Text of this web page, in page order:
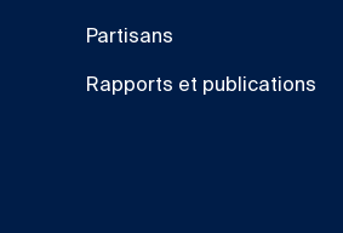
Partisans
Rapports et publications